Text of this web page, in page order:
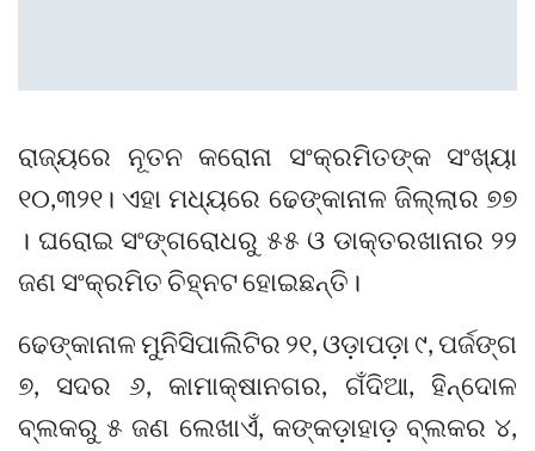
ରାଜ୍ୟରେ ନୂତନ କରୋନା ସଂକ୍ରମିତଙ୍କ ସଂଖ୍ୟା
୧୦,୩୨୧। ଏହା ମଧ୍ୟରେ ଢେଙ୍କାନାଳ ଜିଲ୍ଲାର ୭୭
। ଘରୋଇ ସଂଙ୍ଗରୋଧରୁ ୫୫ ଓ ଡାକ୍ତରଖାନାର ୨୨
ଜଣ ସଂକ୍ରମିତ ଚିହ୍ନଟ ହୋଇଛନ୍ତି।
ଢେଙ୍କାନାଳ ମୁନିସିପାଲିଟିର ୨୧, ଓଡ଼ାପଡ଼ା ୯, ପର୍ଜଙ୍ଗ
୭, ସଦର ୬, କାମାକ୍ଷାନଗର, ଗଁଦିଆ, ହିନ୍ଦୋଳ
ବ୍ଲକରୁ ୫ ଜଣ ଲେଖାଏଁ, କଙ୍କଡ଼ାହାଡ଼ ବ୍ଲକର ୪,